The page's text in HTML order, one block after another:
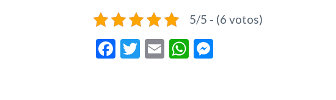
5/5 - (6 votos)
Facebook
Twitter
EmailWhatsApp